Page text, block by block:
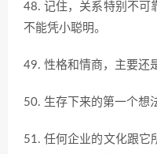
48. 记住，关系特别不可
不能凭小聪明。
49. 性格和情商，主要还
50. 生存下来的第一个想
51. 任何企业的文化跟它